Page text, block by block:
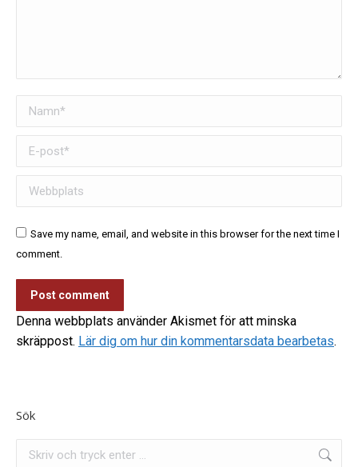
Namn *
E-post *
Webbplats
Save my name, email, and website in this browser for the next time I
comment.
Post comment
Denna webbplats använder Akismet för att minska
skräppost. Lär dig om hur din kommentarsdata bearbetas.
Sök